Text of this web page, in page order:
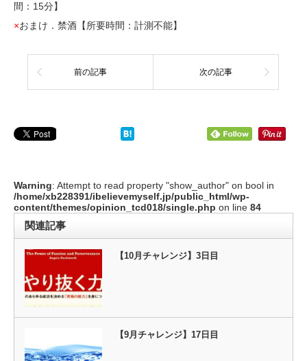
間：15分】
×おまけ．禁酒【所要時間：計測不能】
前の記事 次の記事
Warning: Attempt to read property "show_author" on bool in
/home/xb228391/ibelievemyself.jp/public_html/wp-
content/themes/opinion_tcd018/single.php on line 84
関連記事
【10月チャレンジ】3日目
【9月チャレンジ】17日目